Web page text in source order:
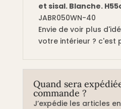
et sisal. Blanche.
JABR050WN-40
Envie de voir plus
votre intérieur ? c'est
Quand sera
commande ?
J’expédie les articles